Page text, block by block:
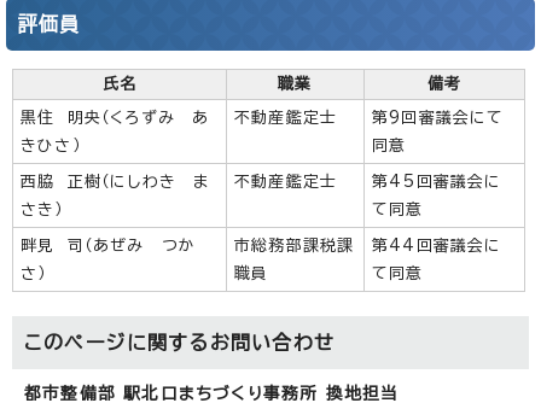
評価員
氏名 職業 備考
黒住 明央（くろずみ あ
きひさ）
不動産鑑定士
第9回審議会にて
同意
西脇 正樹（にしわき ま
さき）
不動産鑑定士
第45回審議会に
て同意
畔見 司（あぜみ つか
さ）
市総務部課税課
職員
第44回審議会に
て同意
このページに関する お問い合わせ
都市整備部 駅北口まちづくり事務所 換地担当